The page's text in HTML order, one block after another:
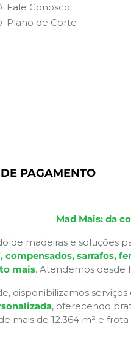
Fale Conosco
Plano de Corte
PAGAMENTO
Mad Mais: da
de madeiras e soluções
compensados, sarrafos,
mais. Atendemos desde
disponibilizamos
, oferecendo
mais de 12.364 m² e